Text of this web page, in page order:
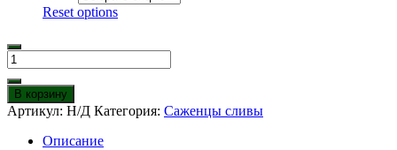
Reset options
Количество
товара
Слива
Геркулес
В корзину
Артикул: Н/Д Категория: Саженцы сливы
Описание